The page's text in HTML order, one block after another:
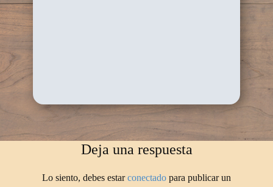
Deja una respuesta
Lo siento, debes estarconectado para publicar un